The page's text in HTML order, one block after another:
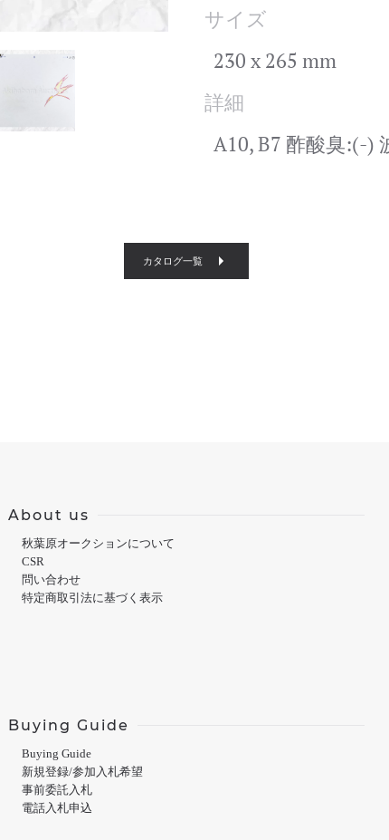
サイズ
230 x 265 mm
詳細
A10, B7 酢酸臭:(-)
カタログ一覧
About us
秋葉原オークションについて
CSR
問い合わせ
特定商取引法に基づく表示
Buying Guide
Buying Guide
新規登録/参加入札希望
事前委託入札
電話入札申込